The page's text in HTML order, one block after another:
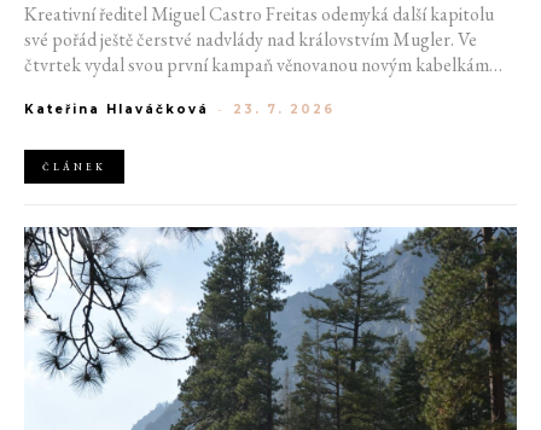
Kreativní ředitel Miguel Castro Freitas odemyká další kapitolu
své pořád ještě čerstvé nadvlády nad královstvím Mugler. Ve
čtvrtek vydal svou první kampaň věnovanou novým kabelkám
do módního domu dorazil. Umně mísí výrazy minulosti a dávných
Kateřina Hlaváčková - 23. 7. 2026
ČLÁNEK